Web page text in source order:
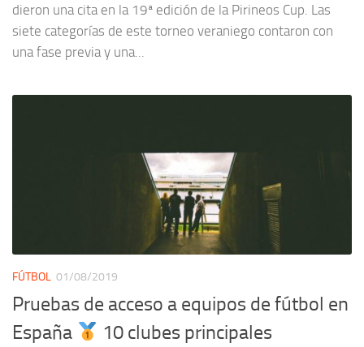
dieron una cita en la 19ª edición de la Pirineos Cup. Las
siete categorías de este torneo veraniego contaron con
una fase previa y una...
FÚTBOL 01/08/2019
Pruebas de acceso a equipos de fútbol en
España
10 clubes principales